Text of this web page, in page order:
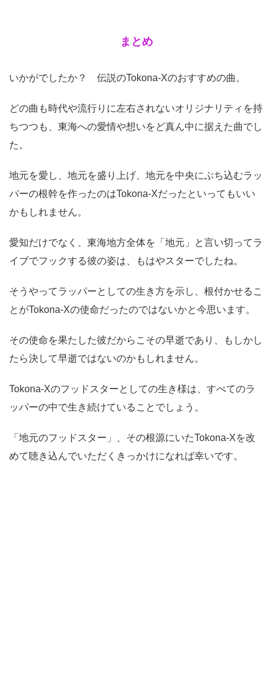
まとめ
いかがでしたか？ 伝説のTokona-Xのおすすめの曲。
どの曲も時代や流行りに左右されないオリジナリティを持
ちつつも、東海への愛情や想いをど真ん中に据えた曲でし
た。
地元を愛し、地元を盛り上げ、地元を中央にぶち込むラッ
パーの根幹を作ったのはTokona-Xだったといってもいい
かもしれません。
愛知だけでなく、東海地方全体を「地元」と言い切ってラ
イブでフックする彼の姿は、もはやスターでしたね。
そうやってラッパーとしての生き方を示し、根付かせるこ
とがTokona-Xの使命だったのではないかと今思います。
その使命を果たした彼だからこその早逝であり、もしかし
たら決して早逝ではないのかもしれません。
Tokona-Xのフッドスターとしての生き様は、すべてのラ
ッパーの中で生き続けていることでしょう。
「地元のフッドスター」、その根源にいたTokona-Xを改
めて聴き込んでいただくきっかけになれば幸いです。